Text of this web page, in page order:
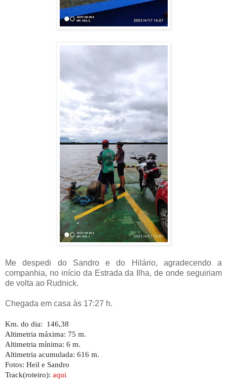
Me despedi do Sandro e do Hilário, agradecendo a
companhia, no início da Estrada da Ilha, de onde seguiriam
de volta ao Rudnick.
Chegada em casa às 17:27 h.
Km. do dia: 146,38
Altimetria máxima: 75 m.
Altimetria mínima: 6 m.
Altimetria acumulada: 616 m.
Fotos: Heil e Sandro
Track(roteiro): aqui